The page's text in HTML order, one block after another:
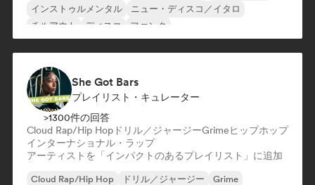
インストゥルメンタル
ニュー・ディスコ／イタロ
チルアウト
ディスコ ファンク
She Got Bars
プレイリスト・キュレーター
>1300件の回答
Cloud Rap/Hip Hop ドリル／ジャージーGrimeヒップホップ
インターナショナル・ラップ
アーティストを「インパクトのあるプレイリスト」に追加
Cloud Rap/Hip Hop ドリル／ジャージー
Grime